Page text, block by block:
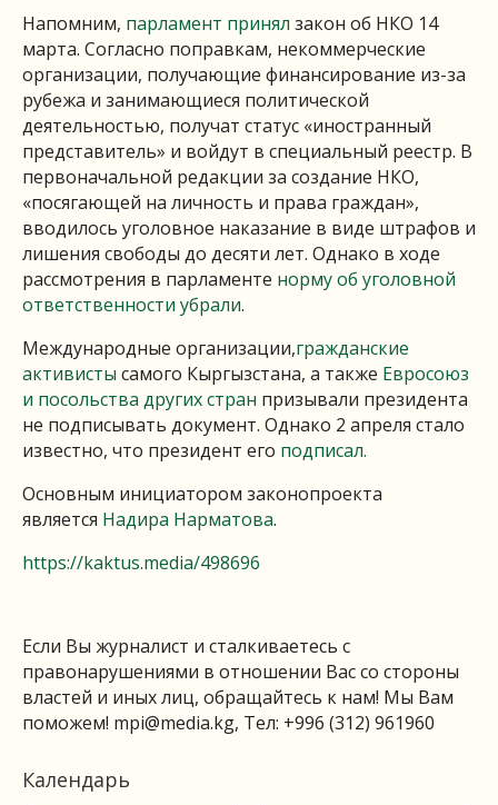
Напомним, парламент принял закон об НКО 14
марта. Согласно поправкам, некоммерческие
организации, получающие финансирование из-за
рубежа и занимающиеся политической
деятельностью, получат статус «иностранный
представитель» и войдут в специальный реестр. В
первоначальной редакции за создание НКО,
«посягающей на личность и права граждан»,
вводилось уголовное наказание в виде штрафов и
лишения свободы до десяти лет. Однако в ходе
рассмотрения в парламенте норму об уголовной
ответственности убрали.
Международные организации,гражданские
активисты самого Кыргызстана, а также Евросоюз
и посольства других стран призывали президента
не подписывать документ. Однако 2 апреля стало
известно, что президент его подписал.
Основным инициатором законопроекта
является Надира Нарматова.
https://kaktus.media/498696
Если Вы журналист и сталкиваетесь с
правонарушениями в отношении Вас со стороны
властей и иных лиц, обращайтесь к нам! Мы Вам
поможем! mpi@media.kg, Тел: +996 (312) 961960
Календарь